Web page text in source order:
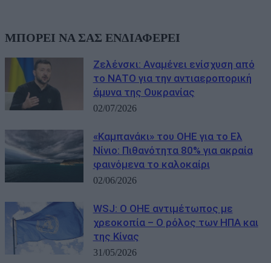
ΜΠΟΡΕΙ ΝΑ ΣΑΣ ΕΝΔΙΑΦΕΡΕΙ
Ζελένσκι: Αναμένει ενίσχυση από
το ΝΑΤΟ για την αντιαεροπορική
άμυνα της Ουκρανίας
02/07/2026
«Καμπανάκι» του ΟΗΕ για το Ελ
Νίνιο: Πιθανότητα 80% για ακραία
φαινόμενα το καλοκαίρι
02/06/2026
WSJ: Ο ΟΗΕ αντιμέτωπος με
χρεοκοπία – Ο ρόλος των ΗΠΑ και
της Κίνας
31/05/2026